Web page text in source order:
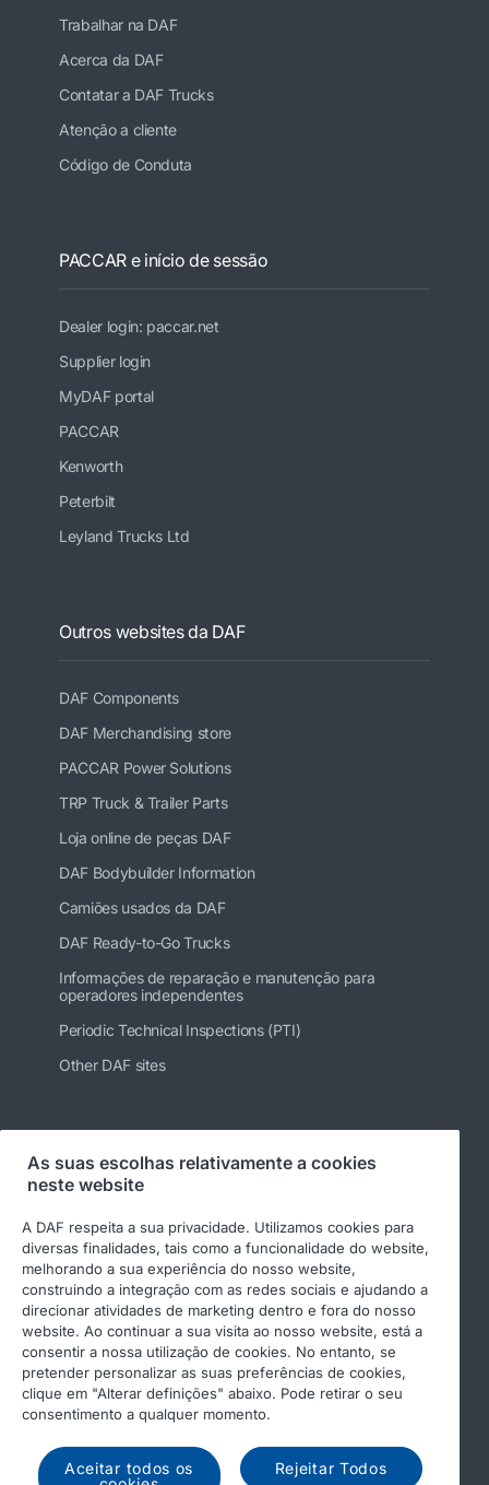
Trabalhar na DAF
Acerca da DAF
Contatar a DAF Trucks
Atenção a cliente
Código de Conduta
PACCAR e início de sessão
Dealer login: paccar.net
Supplier login
MyDAF portal
PACCAR
Kenworth
Peterbilt
Leyland Trucks Ltd
Outros websites da DAF
DAF Components
DAF Merchandising store
PACCAR Power Solutions
TRP Truck & Trailer Parts
Loja online de peças DAF
DAF Bodybuilder Information
Camiões usados da DAF
DAF Ready-to-Go Trucks
Informações de reparação e manutenção para
operadores independentes
Periodic Technical Inspections (PTI)
Other DAF sites
Siga-nos
© 2026 DAF
Aviso legal
Declaração de privacidade
DAF e cookies
As suas escolhas relativamente a cookies
neste website
A DAF respeita a sua privacidade. Utilizamos cookies para
diversas finalidades, tais como a funcionalidade do website,
melhorando a sua experiência do nosso website,
construindo a integração com as redes sociais e ajudando a
direcionar atividades de marketing dentro e fora do nosso
website. Ao continuar a sua visita ao nosso website, está a
consentir a nossa utilização de cookies. No entanto, se
pretender personalizar as suas preferências de cookies,
clique em "Alterar definições" abaixo. Pode retirar o seu
consentimento a qualquer momento.
Aceitar todos os
Rejeitar Todos